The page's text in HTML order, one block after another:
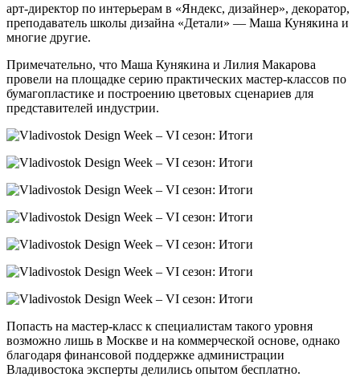
арт-директор по интерьерам в «Яндекс, дизайнер», декоратор,
преподаватель школы дизайна «Детали» — Маша Кунякина и
многие другие.
Примечательно, что Маша Кунякина и Лилия Макарова
провели на площадке серию практических мастер-классов по
бумагопластике и построению цветовых сценариев для
представителей индустрии.
Попасть на мастер-класс к специалистам такого уровня
возможно лишь в Москве и на коммерческой основе, однако
благодаря финансовой поддержке администрации
Владивостока эксперты делились опытом бесплатно.